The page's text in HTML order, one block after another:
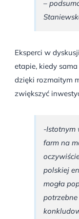
–
Eksperci w
etapie, kiedy
dzięki rozmaitym
zwiększyć
-Istotnym
farm na
polskiej
mogła